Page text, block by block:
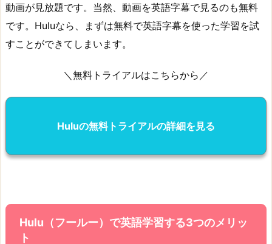
動画が見放題です。当然、動画を英語字幕で見るのも無料
です。Huluなら、まずは無料で英語字幕を使った学習を試
すことができてしまいます。
＼無料トライアルはこちらから／
Huluの無料トライアルの詳細を見る
Hulu（フールー）で英語学習する3つのメリッ
ト